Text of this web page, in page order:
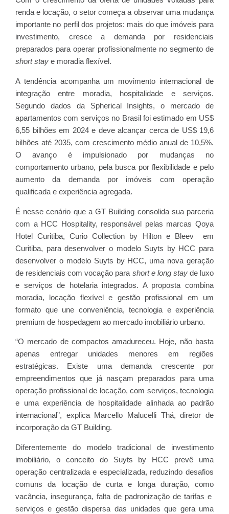
renda e locação, o setor começa a observar uma mudança
importante no perfil dos projetos: mais do que imóveis para
investimento, cresce a demanda por residenciais
preparados para operar profissionalmente no segmento de
short stay e moradia flexível.
A tendência acompanha um movimento internacional de
integração entre moradia, hospitalidade e serviços.
Segundo dados da Spherical Insights, o mercado de
apartamentos com serviços no Brasil foi estimado em US$
6,55 bilhões em 2024 e deve alcançar cerca de US$ 19,6
bilhões até 2035, com crescimento médio anual de 10,5%.
O avanço é impulsionado por mudanças no
comportamento urbano, pela busca por flexibilidade e pelo
aumento da demanda por imóveis com operação
qualificada e experiência agregada.
É nesse cenário que a GT Building consolida sua parceria
com a HCC Hospitality, responsável pelas marcas Qoya
Hotel Curitiba, Curio Collection by Hilton e Bleev em
Curitiba, para desenvolver o modelo Suyts by HCC para
desenvolver o modelo Suyts by HCC, uma nova geração
de residenciais com vocação para short e long stayde luxo
e serviços de hotelaria integrados. A proposta combina
moradia, locação flexível e gestão profissional em um
formato que une conveniência, tecnologia e experiência
premium de hospedagem ao mercado imobiliário urbano.
“O mercado de compactos amadureceu. Hoje, não basta
apenas entregar unidades menores em regiões
estratégicas. Existe uma demanda crescente por
empreendimentos que já nasçam preparados para uma
operação profissional de locação, com serviços, tecnologia
e uma experiência de hospitalidade alinhada ao padrão
internacional”, explica Marcello Malucelli Thá, diretor de
incorporação da GT Building.
Diferentemente do modelo tradicional de investimento
imobiliário, o conceito do Suyts by HCC prevê uma
operação centralizada e especializada, reduzindo desafios
comuns da locação de curta e longa duração, como
vacância, insegurança, falta de padronização de tarifas e
serviços e gestão dispersa das unidades que gera uma